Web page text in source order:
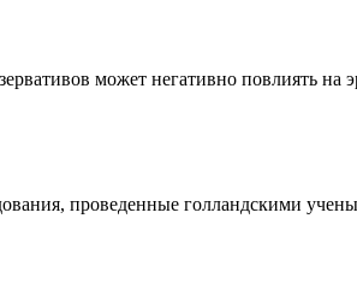
может негативно повлиять
проведенные голландскими